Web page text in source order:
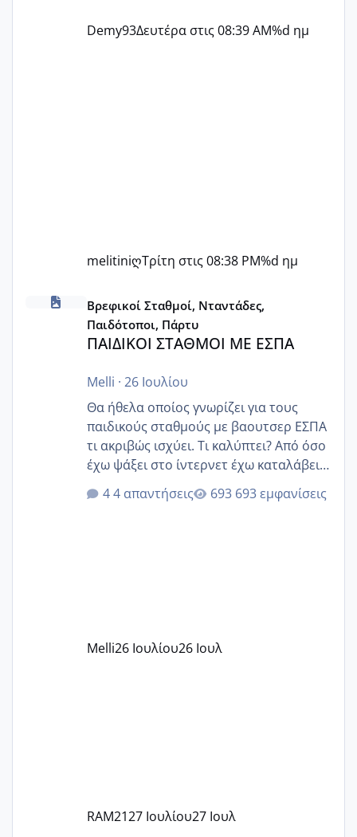
Demy93Δευτέρα στις 08:39 AM%d ημ
melitiniღΤρίτη στις 08:38 PM%d ημ
ΠΑΙΔΙΚΟΙ ΣΤΑΘΜΟΙ ΜΕ ΕΣΠΑ
Βρεφικοί Σταθμοί, Νταντάδες,
Παιδότοποι, Πάρτυ
ΠΑΙΔΙΚΟΙ ΣΤΑΘΜΟΙ ΜΕ ΕΣΠΑ
Melli · 26 Ιουλίου
Θα ήθελα οποίος γνωρίζει για τους
παιδικούς σταθμούς με βαουτσερ ΕΣΠΑ
τι ακριβώς ισχύει. Τι καλύπτει? Από όσο
έχω ψάξει στο ίντερνετ έχω καταλάβει
ότι το βαουτσερ καλύπτει όλα τα
δίδακτρα και τα τροφεια του ιδιωτικού
Εγώ πήγα σε έναν ιδιωτικό παιδικό στ
4 απαντήσεις 693 εμφανίσεις
Melli26 Ιουλίου26 Ιουλ
RAM2127 Ιουλίου27 Ιουλ